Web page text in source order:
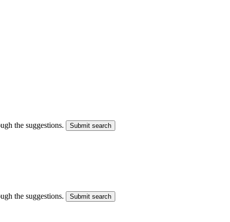
the suggestions. Submit search
the suggestions. Submit search